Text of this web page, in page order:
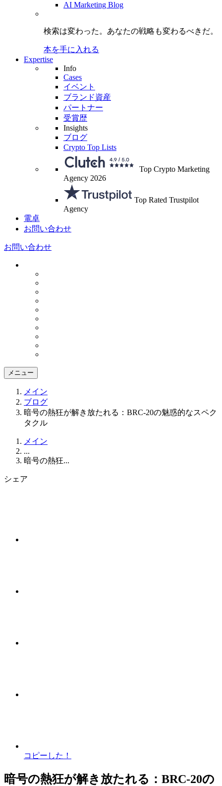
AI Marketing Blog
検索は変わった。 あなたの戦略も変わるべきだ。
本を手に入れる
Expertise
Info
Cases
イベント
ブランド資産
パートナー
受賞歴
Insights
ブログ
Crypto Top Lists
Top Crypto Marketing
Agency 2026
Top Rated Trustpilot
Agency
電卓
お問い合わせ
お問い合わせ
メニュー
メイン
ブログ
暗号の熱狂が解き放たれる：BRC-20の魅惑的なスペク
タクル
メイン
...
暗号の熱狂...
シェア
コピーした！
暗号の熱狂が解き放たれる：BRC-20の